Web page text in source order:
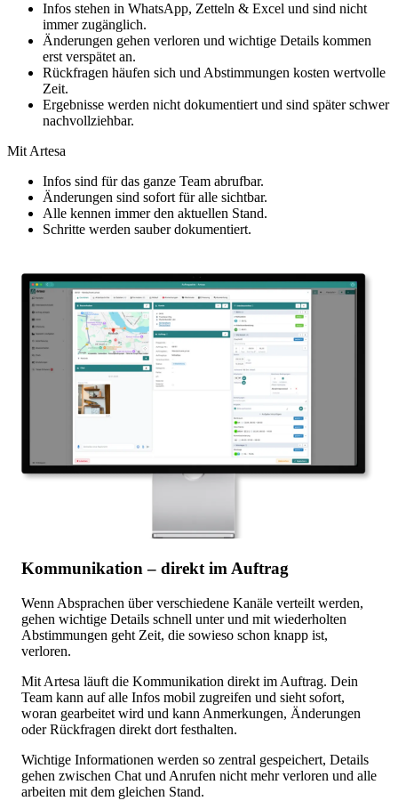
Infos stehen in WhatsApp, Zetteln & Excel und sind nicht
immer zugänglich.
Änderungen gehen verloren und wichtige Details kommen
erst verspätet an.
Rückfragen häufen sich und Abstimmungen kosten wertvolle
Zeit.
Ergebnisse werden nicht dokumentiert und sind später schwer
nachvollziehbar.
Mit Artesa
Infos sind für das ganze Team abrufbar.
Änderungen sind sofort für alle sichtbar.
Alle kennen immer den aktuellen Stand.
Schritte werden sauber dokumentiert.
Kommunikation – direkt im Auftrag
Wenn Absprachen über verschiedene Kanäle verteilt werden,
gehen wichtige Details schnell unter und mit wiederholten
Abstimmungen geht Zeit, die sowieso schon knapp ist,
verloren.
Mit Artesa läuft die Kommunikation direkt im Auftrag. Dein
Team kann auf alle Infos mobil zugreifen und sieht sofort,
woran gearbeitet wird und kann Anmerkungen, Änderungen
oder Rückfragen direkt dort festhalten.
Wichtige Informationen werden so zentral gespeichert, Details
gehen zwischen Chat und Anrufen nicht mehr verloren und alle
arbeiten mit dem gleichen Stand.